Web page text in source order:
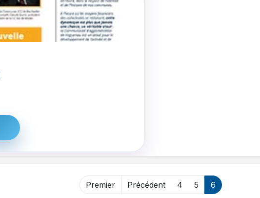
Premier Précédent 4 5 6